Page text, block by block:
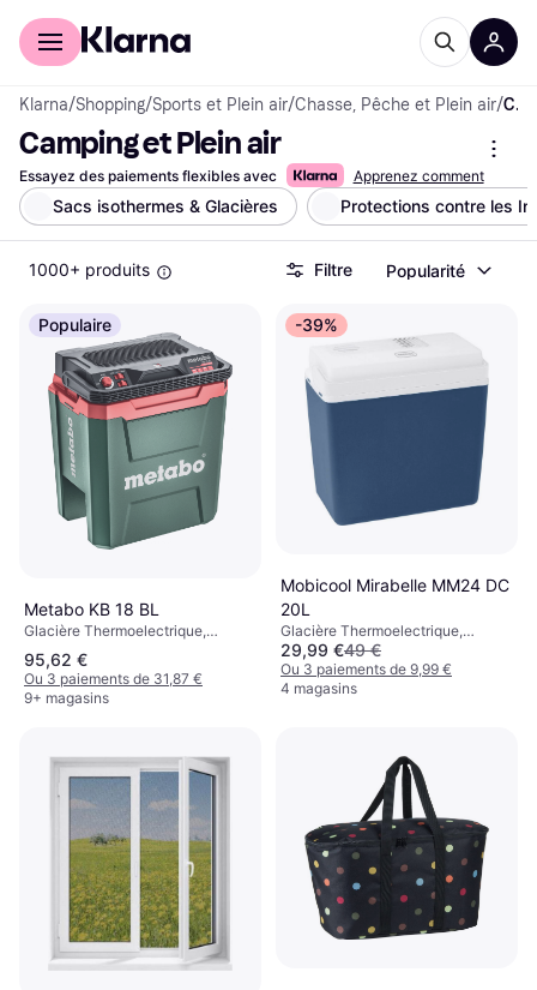
Acheter avec Klarna
Klarna/Shopping/Sports et Plein air/Chasse, Pêche et Plein air/ Camping et Plein air
Camping et Plein air
Essayez des paiements flexibles avec Apprenez comment
Sacs isothermes & Glacières Protections contre les
1000+ produits Filtre Popularité
Populaire
Metabo KB 18 BL
Glacière Thermoelectrique,
Plastique
95,62 €
Ou 3 paiements de 31,87 €
9+ magasins
-39%
Mobicool Mirabelle MM24 DC
20L
Glacière Thermoelectrique,
Plastique
29,99 €49 €
Ou 3 paiements de 9,99 €
4 magasins